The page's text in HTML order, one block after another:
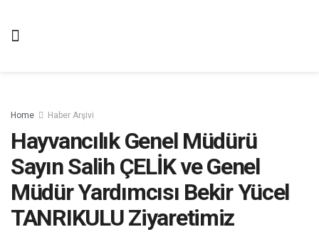
Home Haber Arşivi
Hayvancılık Genel Müdürü
Sayın Salih ÇELİK ve Genel
Müdür Yardımcısı Bekir Yücel
TANRIKULU Ziyaretimiz